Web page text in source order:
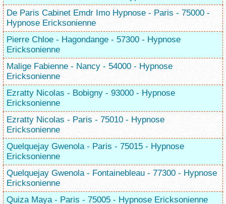
De Paris Cabinet Emdr Imo Hypnose - Paris - 75000 -
Hypnose Ericksonienne
Pierre Chloe - Hagondange - 57300 - Hypnose
Ericksonienne
Malige Fabienne - Nancy - 54000 - Hypnose
Ericksonienne
Ezratty Nicolas - Bobigny - 93000 - Hypnose
Ericksonienne
Ezratty Nicolas - Paris - 75010 - Hypnose
Ericksonienne
Quelquejay Gwenola - Paris - 75015 - Hypnose
Ericksonienne
Quelquejay Gwenola - Fontainebleau - 77300 - Hypnose
Ericksonienne
Quiza Maya - Paris - 75005 - Hypnose Ericksonienne